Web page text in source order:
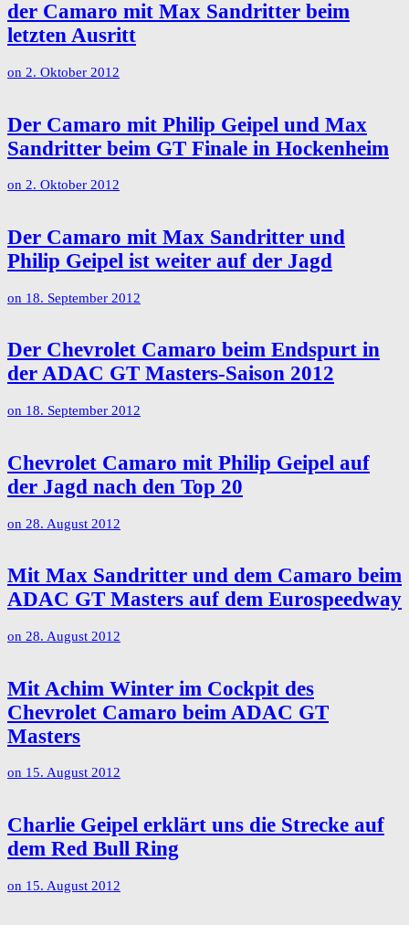
der Camaro mit Max Sandritter beim
letzten Ausritt
on 2. Oktober 2012
Der Camaro mit Philip Geipel und Max
Sandritter beim GT Finale in Hockenheim
on 2. Oktober 2012
Der Camaro mit Max Sandritter und
Philip Geipel ist weiter auf der Jagd
on 18. September 2012
Der Chevrolet Camaro beim Endspurt in
der ADAC GT Masters-Saison 2012
on 18. September 2012
Chevrolet Camaro mit Philip Geipel auf
der Jagd nach den Top 20
on 28. August 2012
Mit Max Sandritter und dem Camaro beim
ADAC GT Masters auf dem Eurospeedway
on 28. August 2012
Mit Achim Winter im Cockpit des
Chevrolet Camaro beim ADAC GT
Masters
on 15. August 2012
Charlie Geipel erklärt uns die Strecke auf
dem Red Bull Ring
on 15. August 2012